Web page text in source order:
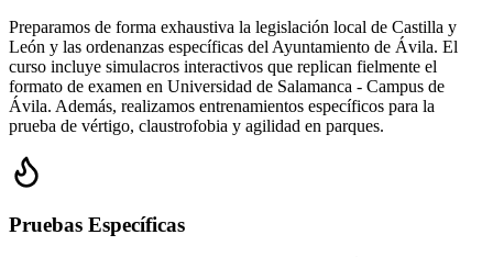
Preparamos de forma exhaustiva la legislación local de Castilla y
León y las ordenanzas específicas del Ayuntamiento de Ávila. El
curso incluye simulacros interactivos que replican fielmente el
formato de examen en Universidad de Salamanca - Campus de
Ávila. Además, realizamos entrenamientos específicos para la
prueba de vértigo, claustrofobia y agilidad en parques.
Pruebas Específicas